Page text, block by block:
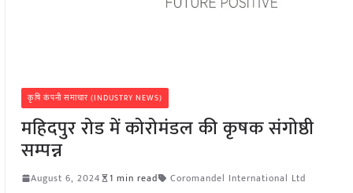
कृषि कंपनी समाचार (INDUSTRY NEWS)
महिदपुर रोड में कोरोमंडल की कृषक संगोष्ठी
सम्पन्न
August 6, 2024 1 min read Coromandel International Ltd